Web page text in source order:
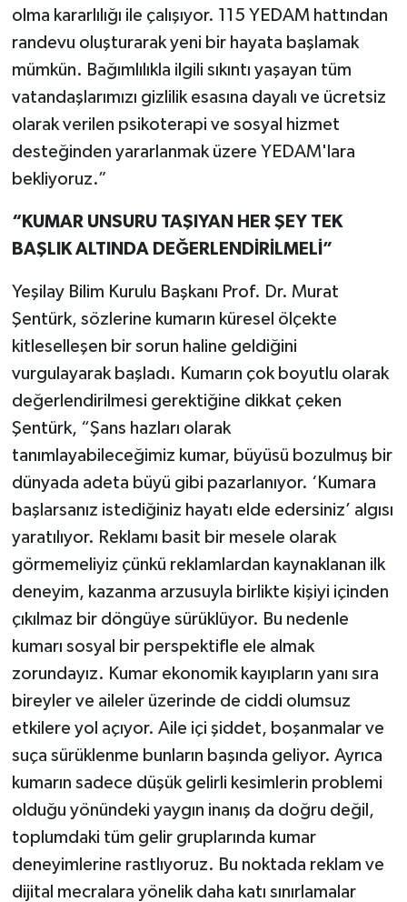
olma kararlılığı ile çalışıyor. 115 YEDAM hattından
randevu oluşturarak yeni bir hayata başlamak
mümkün. Bağımlılıkla ilgili sıkıntı yaşayan tüm
vatandaşlarımızı gizlilik esasına dayalı ve ücretsiz
olarak verilen psikoterapi ve sosyal hizmet
desteğinden yararlanmak üzere YEDAM'lara
bekliyoruz.”
“KUMAR UNSURU TAŞIYAN HER ŞEY TEK
BAŞLIK ALTINDA DEĞERLENDİRİLMELİ”
Yeşilay Bilim Kurulu Başkanı Prof. Dr. Murat
Şentürk, sözlerine kumarın küresel ölçekte
kitleselleşen bir sorun haline geldiğini
vurgulayarak başladı. Kumarın çok boyutlu olarak
değerlendirilmesi gerektiğine dikkat çeken
Şentürk, “Şans hazları olarak
tanımlayabileceğimiz kumar, büyüsü bozulmuş bir
dünyada adeta büyü gibi pazarlanıyor. ‘Kumara
başlarsanız istediğiniz hayatı elde edersiniz’ algısı
yaratılıyor. Reklamı basit bir mesele olarak
görmemeliyiz çünkü reklamlardan kaynaklanan ilk
deneyim, kazanma arzusuyla birlikte kişiyi içinden
çıkılmaz bir döngüye sürüklüyor. Bu nedenle
kumarı sosyal bir perspektifle ele almak
zorundayız. Kumar ekonomik kayıpların yanı sıra
bireyler ve aileler üzerinde de ciddi olumsuz
etkilere yol açıyor. Aile içi şiddet, boşanmalar ve
suça sürüklenme bunların başında geliyor. Ayrıca
kumarın sadece düşük gelirli kesimlerin problemi
olduğu yönündeki yaygın inanış da doğru değil,
toplumdaki tüm gelir gruplarında kumar
deneyimlerine rastlıyoruz. Bu noktada reklam ve
dijital mecralara yönelik daha katı sınırlamalar